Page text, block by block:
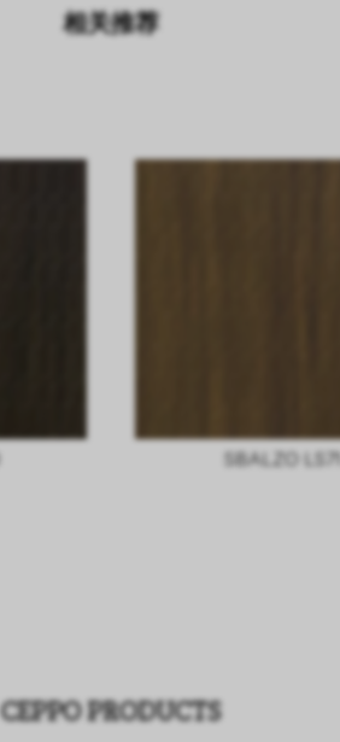
相关推荐
SBALZO LS71
CEPPO PRODUCTS